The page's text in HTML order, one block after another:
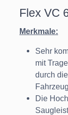
Flex VC
Merkmale:
Sehr
mit
durch
Fahrzeug
Die